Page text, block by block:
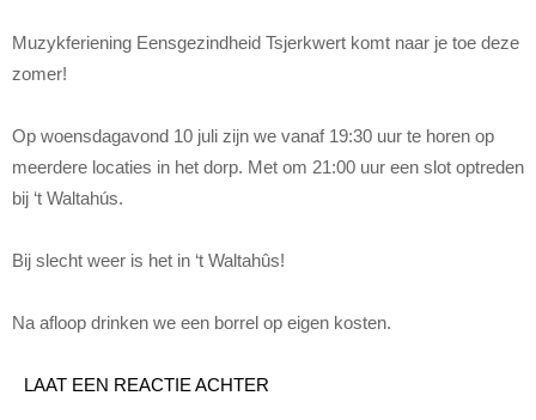
Muzykferiening Eensgezindheid Tsjerkwert komt naar je toe deze
zomer!
Op woensdagavond 10 juli zijn we vanaf 19:30 uur te horen op
meerdere locaties in het dorp. Met om 21:00 uur een slot optreden
bij ‘t Waltahús.
Bij slecht weer is het in ‘t Waltahûs!
Na afloop drinken we een borrel op eigen kosten.
LAAT EEN REACTIE ACHTER